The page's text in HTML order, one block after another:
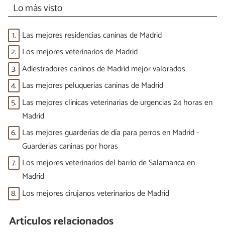
Lo más visto
1. Las mejores residencias caninas de Madrid
2. Los mejores veterinarios de Madrid
3. Adiestradores caninos de Madrid mejor valorados
4. Las mejores peluquerías caninas de Madrid
5. Las mejores clínicas veterinarias de urgencias 24 horas en
Madrid
6. Las mejores guarderías de día para perros en Madrid -
Guarderías caninas por horas
7. Los mejores veterinarios del barrio de Salamanca en
Madrid
8. Los mejores cirujanos veterinarios de Madrid
Artículos relacionados